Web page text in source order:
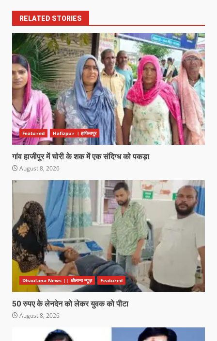
RELATED STORIES
Featured Hafizpur । हाफिजपुर
गांव हाजीपुर में चोरी के शक में एक संदिग्ध को पकड़ा
August 8, 2026
Dhaulana News || धौलाना न्यूज़ Featured
50 रुपए के लेनदेन को लेकर युवक को पीटा
August 8, 2026